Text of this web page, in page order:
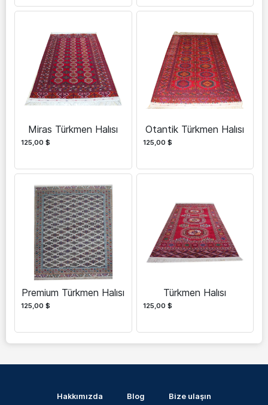
Miras Türkmen Halısı
125,00 $
Otantik Türkmen Halısı
125,00 $
Premium Türkmen Halısı
125,00 $
Türkmen Halısı
125,00 $
Hakkımızda Blog Bize ulaşın